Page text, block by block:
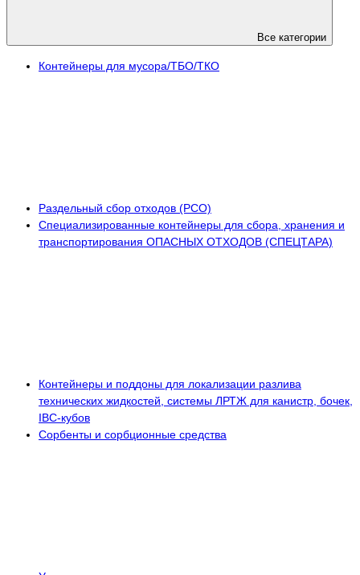
Все категории
Контейнеры для мусора/ТБО/ТКО
Раздельный сбор отходов (РСО)
Специализированные контейнеры для сбора, хранения и
транспортирования ОПАСНЫХ ОТХОДОВ (СПЕЦТАРА)
Контейнеры и поддоны для локализации разлива
технических жидкостей, системы ЛРТЖ для канистр, бочек,
IBC-кубов
Сорбенты и сорбционные средства